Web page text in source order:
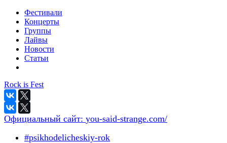
Фестивали
Концерты
Группы
Лайвы
Новости
Статьи
Rock is Fest
Официальный сайт: you-said-strange.com/
#psikhodelicheskiy-rok